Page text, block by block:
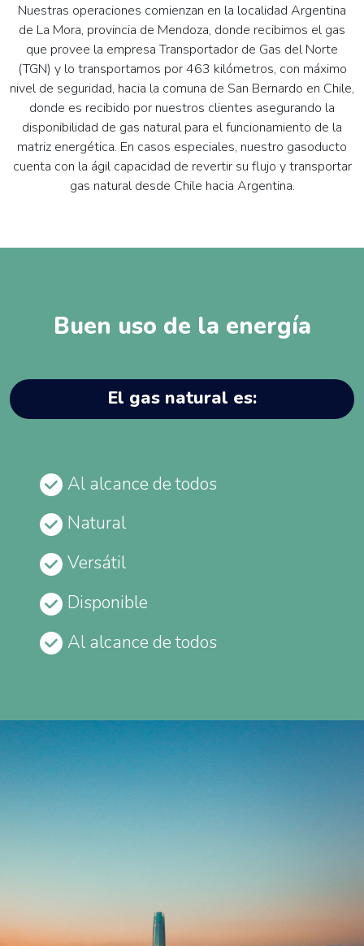
Nuestras operaciones comienzan en la localidad Argentina
de La Mora, provincia de Mendoza, donde recibimos el gas
que provee la empresa Transportador de Gas del Norte
(TGN) y lo transportamos por 463 kilómetros, con máximo
nivel de seguridad, hacia la comuna de San Bernardo en Chile,
donde es recibido por nuestros clientes asegurando la
disponibilidad de gas natural para el funcionamiento de la
matriz energética. En casos especiales, nuestro gasoducto
cuenta con la ágil capacidad de revertir su flujo y transportar
gas natural desde Chile hacia Argentina.
Buen uso de la energía
El gas natural es:
Al alcance de todos
Natural
Versátil
Disponible
Al alcance de todos